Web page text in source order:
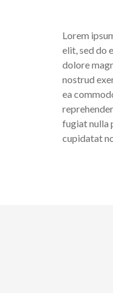
Lorem
elit, sed do
dolore
nostrud
ea
fugiat nulla
cupidatat